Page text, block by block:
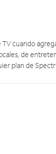
cuando
de
plan de